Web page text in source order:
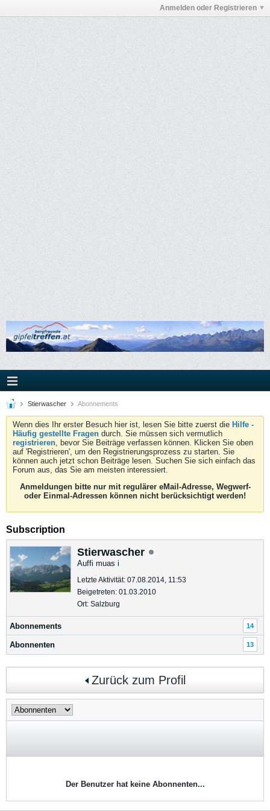
Anmelden oder Registrieren
Stierwascher Abonnements
Wenn dies Ihr erster Besuch hier ist, lesen Sie bitte zuerst die Hilfe -
Häufig gestellte Fragen durch. Sie müssen sich vermutlich
registrieren, bevor Sie Beiträge verfassen können. Klicken Sie oben
auf 'Registrieren', um den Registrierungsprozess zu starten. Sie
können auch jetzt schon Beiträge lesen. Suchen Sie sich einfach das
Forum aus, das Sie am meisten interessiert.
Anmeldungen bitte nur mit regulärer eMail-Adresse, Wegwerf-
oder Einmal-Adressen können nicht berücksichtigt werden!
Subscription
Stierwascher
Auffi muas i
Letzte Aktivität: 07.08.2014, 11:53
Beigetreten: 01.03.2010
Ort: Salzburg
Abonnements 14
Abonnenten 13
Zurück zum Profil
Der Benutzer hat keine Abonnenten...